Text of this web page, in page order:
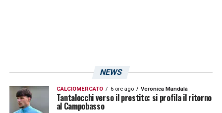
NEWS
CALCIOMERCATO 6 ore ago Veronica Mandalà
Tantalocchi verso il prestito: si profila il ritorno
al Campobasso